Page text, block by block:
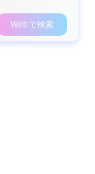
Webで検索